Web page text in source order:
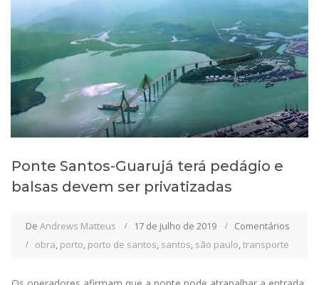
Ponte Santos-Guarujá terá pedágio e
balsas devem ser privatizadas
De Andrews Matteus 17 de julho de 2019
Comentários
obra, porto, porto de santos, santos, são paulo,transporte